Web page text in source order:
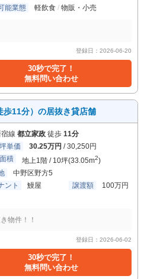
能業態
軽飲食 物販・小売
登録日：2026-06-20
30秒で完了！
無料問い合わせ
11分）の居抜き貸店舗
線 都立家政 徒歩 11分
単価
30.25万円 / 30,250円
積
地上1階 / 10坪(33.05m2)
中野区野方5
ント
鰻屋 譲渡額
100万円
物件！！
登録日：2026-06-02
30秒で完了！
無料問い合わせ